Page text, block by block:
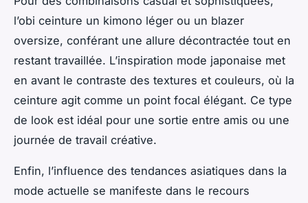
l’obi ceinture un kimono léger ou un blazer
oversize, conférant une allure décontractée tout en
restant travaillée. L’inspiration mode japonaise met
en avant le contraste des textures et couleurs, où la
ceinture agit comme un point focal élégant. Ce type
de look est idéal pour une sortie entre amis ou une
journée de travail créative.
Enfin, l’influence des tendances asiatiques dans la
mode actuelle se manifeste dans le recours